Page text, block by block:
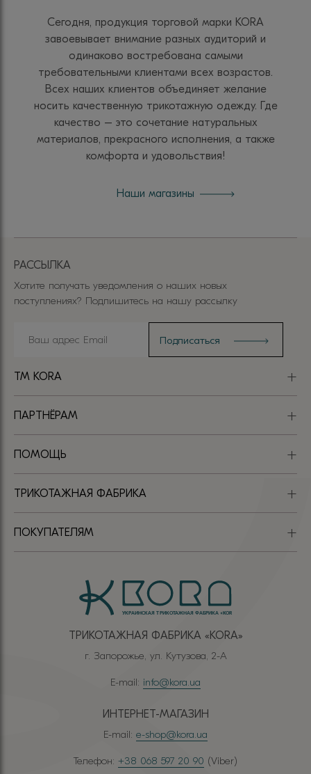
Сегодня, продукция торговой марки KORA
завоевывает внимание разных аудиторий и
одинаково востребована самыми
требовательными клиентами всех возрастов.
Всех наших клиентов объединяет желание
носить качественную трикотажную одежду. Где
качество – это сочетание натуральных
материалов, прекрасного исполнения, а также
комфорта и удовольствия!
Наши магазины
ТРИКОТАЖНАЯ ФАБРИКА «КОRА»
г. Запорожье, ул. Кутузова, 2-А
E-mail: info@kora.ua
ИНТЕРНЕТ-МАГАЗИН
E-mail: e-shop@kora.ua
Телефон: +38 068 597 20 90 (Viber)
TM KORA
ПАРТНЁРАМ
ПОМОЩЬ
ТРИКОТАЖНАЯ ФАБРИКА
ПОКУПАТЕЛЯМ
РАССЫЛКА
Хотите получать уведомления о наших новых
поступлениях? Подпишитесь на нашу рассылку